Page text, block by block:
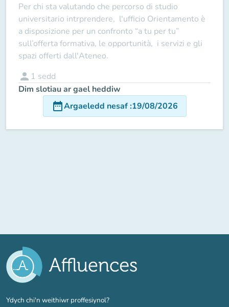
Per chi sta valutando che percorso di studio
universitario intrprendere, l'ufficio Orientamento è
a disposizione per un confronto “a tu per tu”
sull’offerta formativa, le opportunità, i servizi e gli
spazi offerti dall'Ateneo.
person 1 sedd
Dim slotiau ar gael heddiw
date_rangeArgaeledd nesaf:19/08/2026
Ydych chi'n weithiwr proffesiynol?(tab newydd)